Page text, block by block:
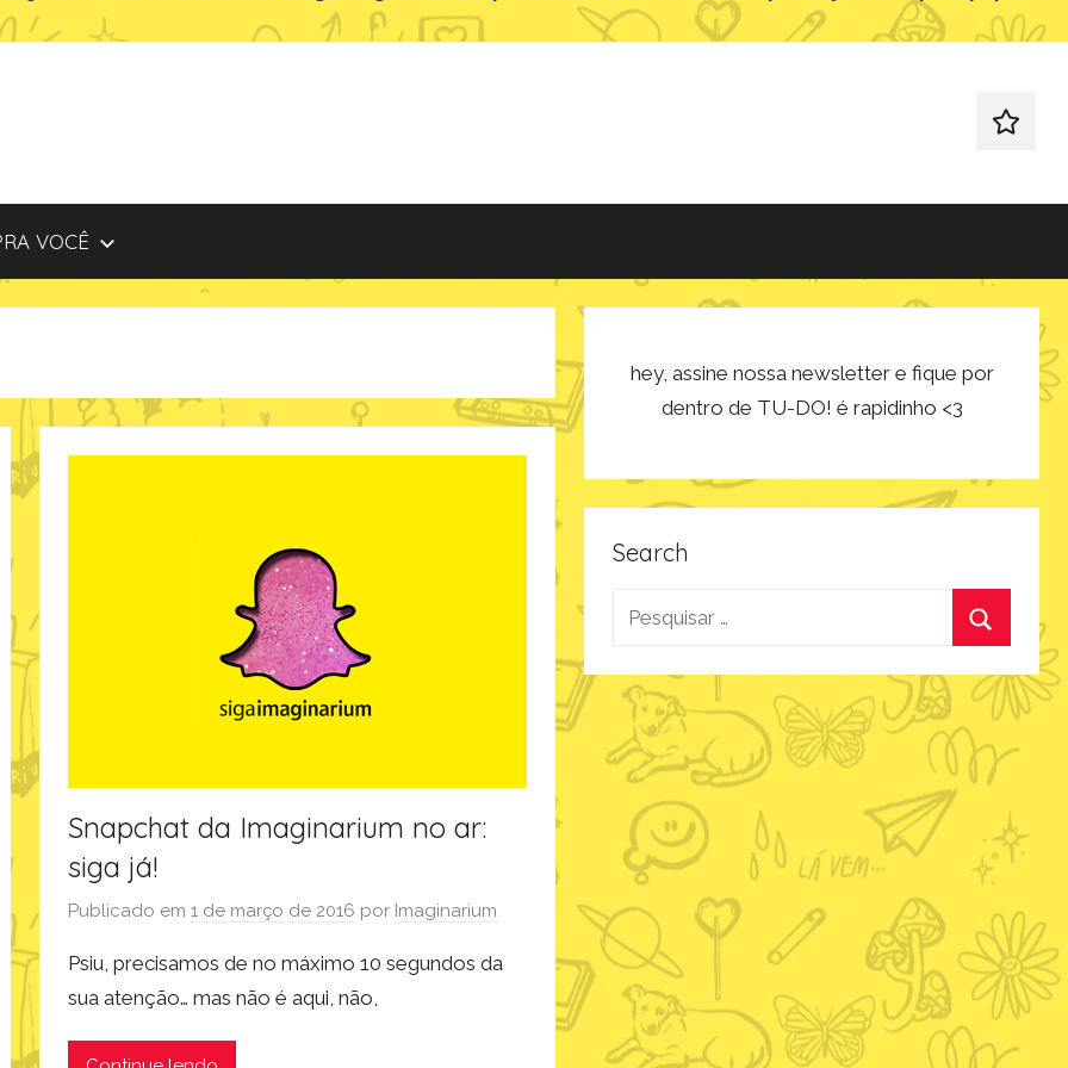
redes
VOCÊ
Snapchat da Imaginarium no ar:
siga já!
Publicado em1 de março de 2016 por Imaginarium
Psiu, precisamos de no máximo 10 segundos da
sua atenção… mas não é aqui, não,
hey, assine nossa newsletter e fique por
dentro de TU-DO! é rapidinho <3
Search
Pesquisar
Procurar